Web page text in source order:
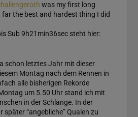
was my first long
the best and hardest thing I did
Sub 9h21min36sec steht hier:
schon letztes Jahr mit dieser
Montag nach dem Rennen in
alle bisherigen Rekorde
um 5.50 Uhr stand ich mit
in der Schlange. In der
später “angebliche” Qualen zu